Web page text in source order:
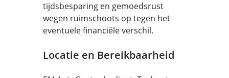
tijdsbesparing en gemoedsrust
wegen ruimschoots op tegen het
eventuele financiële verschil.
Locatie en Bereikbaarheid